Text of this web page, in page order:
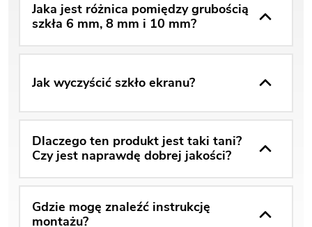
Jaka jest różnica pomiędzy grubością
szkła 6 mm, 8 mm i 10 mm?
Jak wyczyścić szkło ekranu?
Dlaczego ten produkt jest taki tani?
Czy jest naprawdę dobrej jakości?
Gdzie mogę znaleźć instrukcję
montażu?